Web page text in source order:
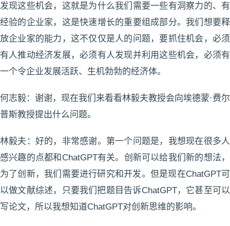
发现这些机会，这就是为什么我们需要一些有洞察力的、有
经验的企业家，这是快速增长的重要组成部分。我们想要释
放企业家的能力，这不仅仅是人的问题，要抓住机会，必须
有人推动经济发展，必须有人发现并利用这些机会，必须有
一个令企业发展活跃、生机勃勃的经济体。
何志毅：谢谢，现在我们来看看林毅夫教授会向埃德蒙·费尔
普斯教授提出什么问题。
林毅夫：好的，非常感谢。第一个问题是，我想现在很多人
感兴趣的点都和ChatGPT有关。创新可以给我们新的想法，
为了创新，我们需要进行研究和开发。但是现在ChatGPT可
以做文献综述，只要我们把题目告诉ChatGPT，它甚至可以
写论文，所以我想知道ChatGPT对创新思维的影响。